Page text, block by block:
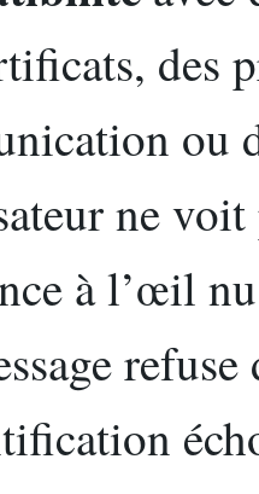
des
ou
ne
à l’œil
refuse